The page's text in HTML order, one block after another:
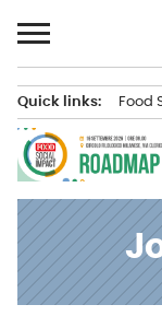
al
contenuto
principale
Quick links: Food